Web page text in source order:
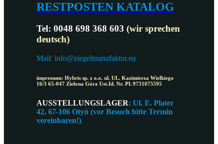
RESTPOSTEN KATALOG
Tel: 0048 698 368 603 (wir sprechen
deutsch)
Mail: info@ziegelmanufaktur.eu
impressum: Hybris sp. z o.o. ul. UL. Kazimierza Wielkiego
16/3 65-047 Zielona Góra Ust.Id. Nr. PL 9731075595
AUSSTELLUNGSLAGER: Ul. E. Plater
42, 67-106 Otyń (vor Besuch bitte Termin
vereinbaren!)